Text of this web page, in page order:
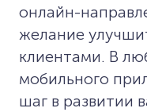
онлайн-
желание
клиентами. В
мобильного
шаг в развитии